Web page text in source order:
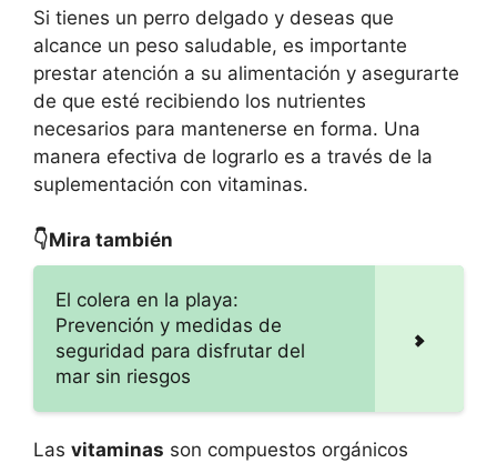
Si tienes un perro delgado y deseas que
alcance un peso saludable, es importante
prestar atención a su alimentación y asegurarte
de que esté recibiendo los nutrientes
necesarios para mantenerse en forma. Una
manera efectiva de lograrlo es a través de la
suplementación con vitaminas.
👇Mira también
El colera en la playa:
Prevención y medidas de
seguridad para disfrutar del
mar sin riesgos
Las vitaminas son compuestos orgánicos